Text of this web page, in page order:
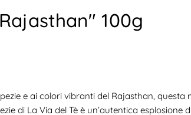
100g
e ai colori vibranti del Rajasthan, questa
di La Via del Tè è un’autentica esplosione